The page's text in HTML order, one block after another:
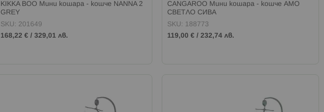
KIKKA BOO Мини кошара - кошче NANNA 2
GREY
SKU: 201649
168,22 € /329,01 лв.
CANGAROO Мини кошара - кошче AMO
СВЕТЛО СИВА
SKU: 188773
119,00 € /232,74 лв.